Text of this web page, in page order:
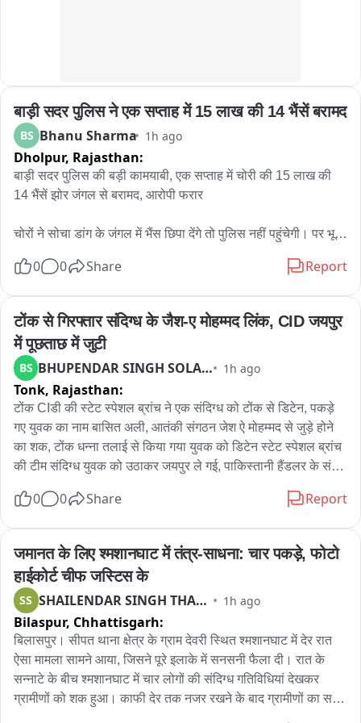
নাটকীয় পদ্ধতিতে সচেতনতার বার্তা মানুষের কাছে পৌঁছে দিলে তার প্রভাব আরও
বেশি হতে পারে। পথ নিরাপত্তা সপ্তাহে সবং ও পিংলা পুলিশের এই উদ্যোগ যেন
হাসির আড়ালে একটি কঠিন বার্তাই দিয়ে গেল হেলমেট ও সিটবেল্ট এড়িয়ে চলা মানেই
নিজের জীবনকে ঝুঁкির মুখে ঠেলে দেওয়া। তাই রাস্তায় বেরোনোর আগে নিয়ম
মানুন, সতর্ক থাকুন এবং নিরাপদে বাড়ি ফিরুন。
बाड़ी सदर पुलिस ने एक सप्ताह में 15 लाख की 14 भैंसें बरामद
BS Bhanu Sharma 1h ago
Dholpur, Rajasthan:
बाड़ी सदर पुलिस की बड़ी कामयाबी, एक सप्ताह में चोरी की 15 लाख की
14 भैंसें झोर जंगल से बरामद, आरोपी फरार
चोरों ने सोचा डांग के जंगल में भैंस छिपा देंगे तो पुलिस नहीं पहुंचेगी। पर भूल
भैंसें भी ढूंढ निकालीं।
बाड़ी। बाड़ी सदर थाना पुलिस ने मेहनत और मुस्तैदी से करीब एक सप्ताह
पहले हुई भैंस चोरी की सनसनीखेज वारदात का खुलासा कर दिया है। पुलिस
टीम ने झोर गांव के घने जंगल और दुर्गम डांग क्षेत्र में दबिश देकर 15 लाख
रुपये कीमत की 14 भैंसें सुरक्षित बरामद कर ली हैं। हालांकि घने जंगल और
अंधेरे का फायदा उठाकर आरोपी मौके से फरार होने में कामयाब रहे, जिनकी
तलाश के लिए पुलिस ने विशेष टीमें गठित की हैं।
थाना प्रभारी मोहर सिंह ने बताया कि 1 अगस्त 2026 की रात करीब 1:30
बजे मोतीकोटरा निवासी देशराज पुत्र, कल्लू पुत्र और राकेश गुर्जर सहित 5-
मिली थी। पीड़ित परिवार के अनुसार सुबह करीब 4 बजे जब वे बाड़े पर पहुंचे
क्षेत्र में काफी तलाश की लेकिन कोई सुराग हाथ नहीं लगा। इसके बाद
पीड़ितों ने बाड़ी सदर थाने पहुंचकर मामला दर्ज कराया।
मामले की गंभीरता को देखते हुए SP के निर्देश पर चोरी गई भैंसों की बरामदगी
और आरोपियों की धरपकड़ के लिए एक विशेष टीम गठित की गई। टीम में
थाना प्रभारी मोहर सिंह के साथ हेड कांस्टेबल अशोक मीणा और अन्य
जवानों को शामिल किया गया। टीम ने सबसे पहले घटनास्थल का बारीकी से
निरीक्षण किया और वहां से तकनीकी साक्ष्य जुटाए। साथ ही इलाके के
मुखबिर तंत्र को सक्रिय कर संदिग्धों पर नजर रखी गई।
0 0 Share Report
टोंक से गिरफ्तार संदिग्ध के जैश-ए मोहम्मद लिंक, CID जयपुर
में पूछताछ में जुटी
BS BHUPENDAR SINGH SOLANKI 1h ago
Tonk, Rajasthan:
टोंक CIडी की स्टेट स्पेशल ब्रांच ने एक संदिग्ध को टोंक से डिटेन, पकड़े
गए युवक का नाम बासित अली, आतंकी संगठन जेश ऐ मोहम्मद से जुड़े होने
का शक, टोंक धन्ना तलाई से किया गया युवक को डिटेन स्टेट स्पेशल ब्रांच
की टीम संदिग्ध युवक को उठाकर जयपुर ले गई, पाकिस्तानी हैंडलर के संपर्क
जा रहा  पकड़ा गया युवक, जयपुर में पूछताछ जारी
0 0 Share Report
जमानत के लिए श्मशानघाट में तंत्र-साधना: चार पकड़े, फोटो
हाईकोर्ट चीफ जस्टिस के
SS SHAILENDAR SINGH THAKUR 1h ago
Bilaspur, Chhattisgarh:
बिलासपुर। सीपत थाना क्षेत्र के ग्राम देवरी स्थित श्मशानघाट में देर रात
ऐसा मामला सामने आया, जिसने पूरे इलाके में सनसनी फैला दी। रात के
सन्नाटे के बीच श्मशानघाट में चार लोगों की संदिग्ध गतिविधियां देखकर
ग्रामीणों को शक हुआ। काफी देर तक नजर रखने के बाद ग्रामीणों का समूह